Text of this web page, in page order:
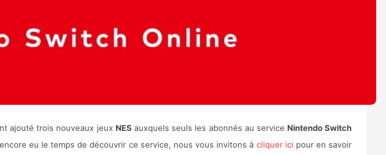
ajouté trois nouveaux jeux NES auxquels seuls les abonnés au service Nintendo Switch
eu le temps de découvrir ce service, nous vous invitons à cliquer ici pour en savoir